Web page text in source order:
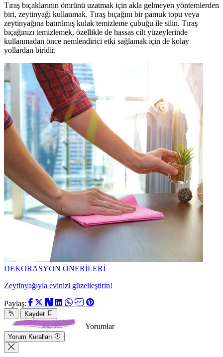
Tıraş bıçaklarının ömrünü uzatmak için akla gelmeyen yöntemlerden
biri, zeytinyağı kullanmak. Tıraş bıçağını bir pamuk topu veya
zeytinyağına batırılmış kulak temizleme çubuğu ile silin. Tıraş
bıçağınızı temizlemek, özellikle de hassas cilt yüzeylerinde
kullanmadan önce nemlendirici etki sağlamak için de kolay
yollardan biridir.
DEKORASYON ÖNERİLERİ
Zeytinyağıyla evinizi güzelleştirin!
Paylaş:
Kaydet
Yorumlar
Yorum Kuralları